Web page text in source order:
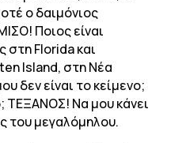
ο δαιμόνιος
Ποιος είναι
στη Florida και
Island, στη Νέα
δεν είναι το κείμενο;
Να μου κάνει
του μεγαλόμηλου.